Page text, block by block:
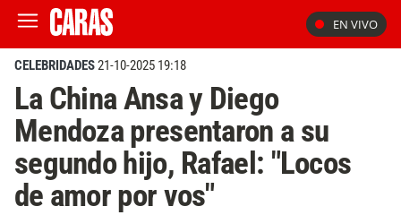
EN VIVO
CELEBRIDADES21-10-2025 19:18
La China Ansa y Diego
Mendoza presentaron a su
segundo hijo, Rafael: "Locos
de amor por vos"